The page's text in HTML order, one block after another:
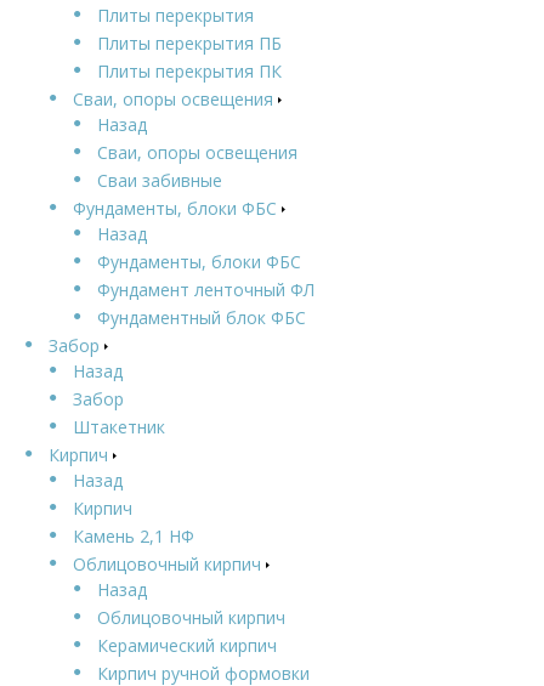
Плиты перекрытия
Плиты перекрытия ПБ
Плиты перекрытия ПК
Сваи, опоры освещения
Назад
Сваи, опоры освещения
Сваи забивные
Фундаменты, блоки ФБС
Назад
Фундаменты, блоки ФБС
Фундамент ленточный ФЛ
Фундаментный блок ФБС
Забор
Назад
Забор
Штакетник
Кирпич
Назад
Кирпич
Камень 2,1 НФ
Облицовочный кирпич
Назад
Облицовочный кирпич
Керамический кирпич
Кирпич ручной формовки